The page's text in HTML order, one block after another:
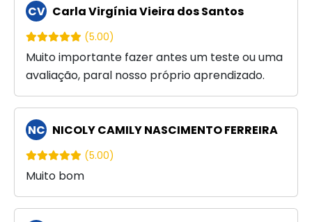
CV Carla Virgínia Vieira dos Santos
(5.00)
Muito importante fazer antes um teste ou uma
avaliação, paral nosso próprio aprendizado.
NC NICOLY CAMILY NASCIMENTO FERREIRA
(5.00)
Muito bom